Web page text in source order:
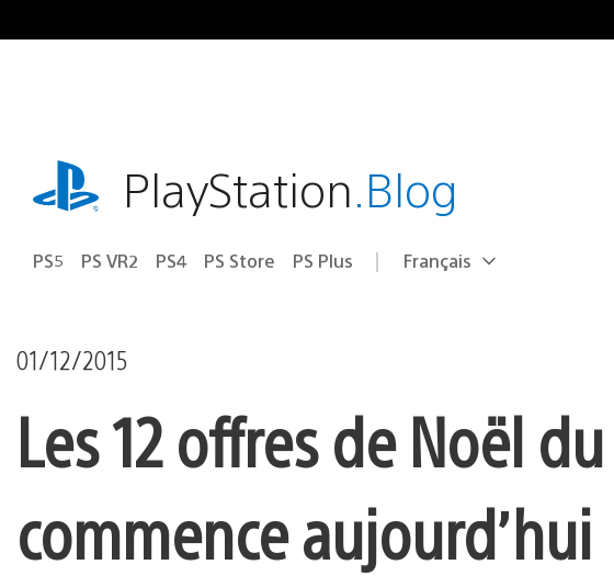
au
playstation.comPlayStation.Blog
PS5 PS VR2 PS4 PS Store PS Plus Choisir
Région
Français
01/12/2015
Les 12 offres de Noël
commence aujourd’hui